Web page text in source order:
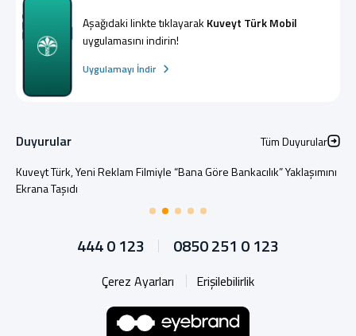
Aşağıdaki linkte tıklayarak Kuveyt Türk Mobil
uygulamasını indirin!
Uygulamayı İndir
Duyurular
Tüm Duyurular
Kuveyt Türk, Yeni Reklam Filmiyle “Bana Göre Bankacılık” Yaklaşımını
Ekrana Taşıdı
444 0 123 0850 251 0 123
Çerez Ayarları Erişilebilirlik